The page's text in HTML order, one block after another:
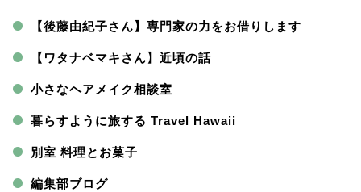
【後藤由紀子さん】専門家の力をお借りします
【ワタナベマキさん】近頃の話
小さなヘアメイク相談室
暮らすように旅する Travel Hawaii
別室 料理とお菓子
編集部ブログ